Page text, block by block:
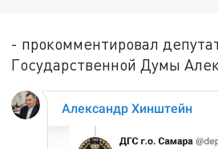
- прокомментировал
Государственной Думы